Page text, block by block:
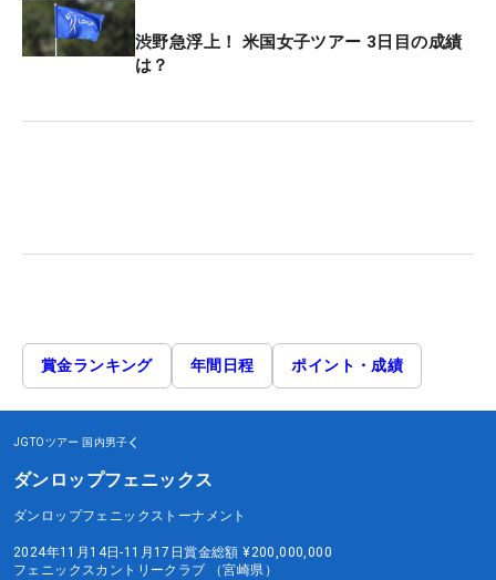
渋野急浮上！ 米国女子ツアー 3日目の成績
は？
賞金ランキング 年間日程 ポイント・成績
JGTOツアー 国内男子
ダンロップフェニックス
ダンロップフェニックストーナメント
2024年11月14日-11月17日賞金総額 ¥200,000,000
フェニックスカントリークラブ （宮崎県）